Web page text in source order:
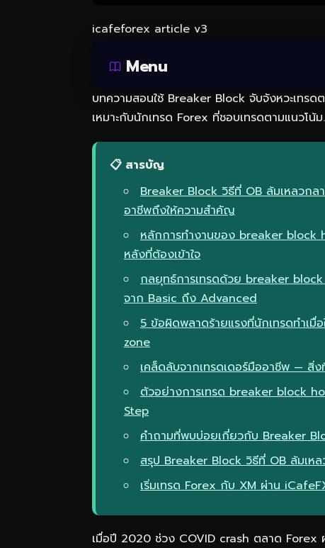
icafeforex article v3
Menu
บทความสอนใช้ Breaker Block จับจังหวะเทร
เหมาะกับนักเทรด Forex ที่ชอบเทรดตามแนวโน้ม.
📋 สารบัญ
Breaker Block วิธีที่ OB ล้มเหลวกล
อาชีพถึงให้ความสำคัญ
หลักการทำงานของ breaker
หลังที่ต้องเข้าใจ
กลยุทธ์การเทรดด้วย breaker
จาก Basic ถึง Advanced
5 ข้อผิดพลาดร้ายแรงที่นักเทรดทำเ
zone
เคล็ดลับจากเทรดเดอร์มืออาชีพ — สิ่ง
ตัวอย่างการเทรด breaker block
Step
คำถามที่พบบ่อยเกี่ยวกับ Breaker
สรุป Breaker Block วิธีที่ OB ล้มเห
เริ่มเทรด Forex กับ XM ผ่าน
เมื่อปี 2020 ช่วง COVID crash ตลาด Forex